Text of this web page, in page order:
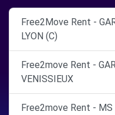
Free2Move Rent -
LYON (C)
Free2move Rent -
VENISSIEUX
Free2move Rent - MS